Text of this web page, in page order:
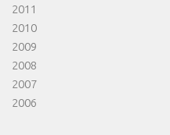
2011
2010
2009
2008
2007
2006